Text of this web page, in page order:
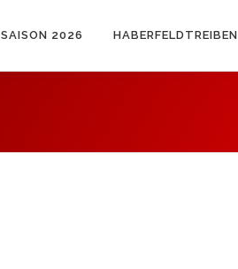
SAISON 2026 HABERFELDTREIBEN